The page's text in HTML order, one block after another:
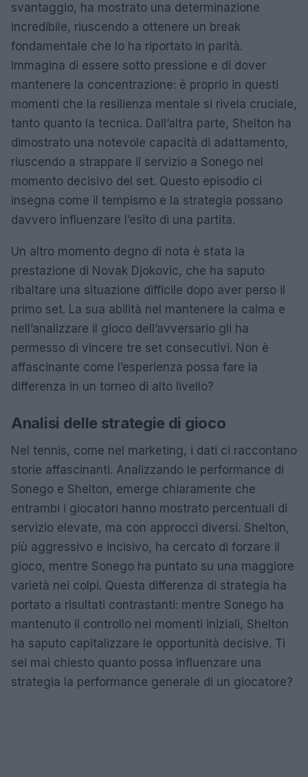
svantaggio, ha mostrato una determinazione
incredibile, riuscendo a ottenere un break
fondamentale che lo ha riportato in parità.
Immagina di essere sotto pressione e di dover
mantenere la concentrazione: è proprio in questi
momenti che la resilienza mentale si rivela cruciale,
tanto quanto la tecnica. Dall’altra parte, Shelton ha
dimostrato una notevole capacità di adattamento,
riuscendo a strappare il servizio a Sonego nel
momento decisivo del set. Questo episodio ci
insegna come il tempismo e la strategia possano
davvero influenzare l’esito di una partita.
Un altro momento degno di nota è stata la
prestazione di Novak Djokovic, che ha saputo
ribaltare una situazione difficile dopo aver perso il
primo set. La sua abilità nel mantenere la calma e
nell’analizzare il gioco dell’avversario gli ha
permesso di vincere tre set consecutivi. Non è
affascinante come l’esperienza possa fare la
differenza in un torneo di alto livello?
Analisi delle strategie di gioco
Nel tennis, come nel marketing, i dati ci raccontano
storie affascinanti. Analizzando le performance di
Sonego e Shelton, emerge chiaramente che
entrambi i giocatori hanno mostrato percentuali di
servizio elevate, ma con approcci diversi. Shelton,
più aggressivo e incisivo, ha cercato di forzare il
gioco, mentre Sonego ha puntato su una maggiore
varietà nei colpi. Questa differenza di strategia ha
portato a risultati contrastanti: mentre Sonego ha
mantenuto il controllo nei momenti iniziali, Shelton
ha saputo capitalizzare le opportunità decisive. Ti
sei mai chiesto quanto possa influenzare una
strategia la performance generale di un giocatore?